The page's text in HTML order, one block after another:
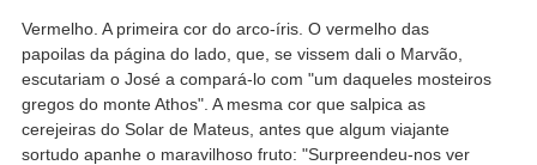
Vermelho. A primeira cor do arco-íris. O vermelho das
papoilas da página do lado, que, se vissem dali o Marvão,
escutariam o José a compará-lo com "um daqueles mosteiros
gregos do monte Athos". A mesma cor que salpica as
cerejeiras do Solar de Mateus, antes que algum viajante
sortudo apanhe o maravilhoso fruto: "Surpreendeu-nos ver